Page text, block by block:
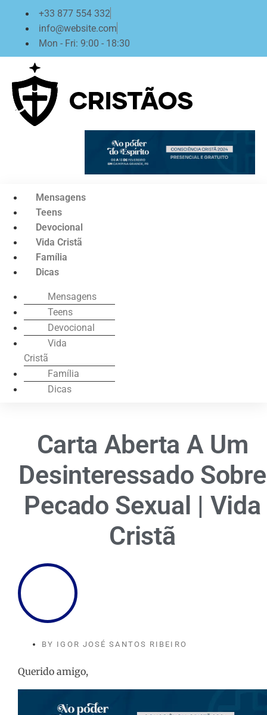
conteúdo
+33 877 554 332
info@website.com
Mon - Fri: 9:00 - 18:30
Mensagens
Teens
Devocional
Vida Cristã
Família
Dicas
Mensagens
Teens
Devocional
Vida
Cristã
Família
Dicas
Carta Aberta A Um
Desinteressado Sobre
Pecado Sexual | Vida
Cristã
BY IGOR JOSÉ SANTOS RIBEIRO
Querido amigo,